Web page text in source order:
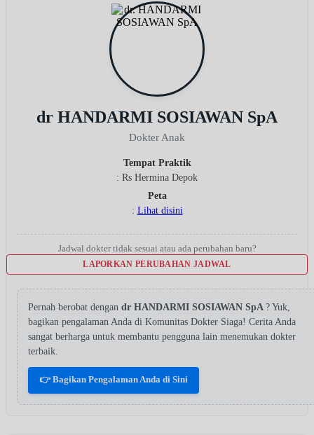
dr HANDARMI SOSIAWAN SpA
Dokter Anak
Tempat Praktik
: Rs Hermina Depok
Peta
: Lihat disini
Jadwal dokter tidak sesuai atau ada perubahan baru?
LAPORKAN PERUBAHAN JADWAL
Pernah berobat dengan dr HANDARMI SOSIAWAN SpA ? Yuk,
bagikan pengalaman Anda di Komunitas Dokter Siaga! Cerita Anda
sangat berharga untuk membantu pengguna lain menemukan dokter
terbaik.
👉 Bagikan Pengalaman Anda di Sini